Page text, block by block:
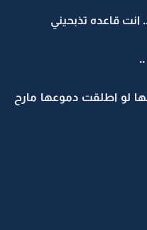
قاعده تذبحيني
لو اطلقت دموعها مارح